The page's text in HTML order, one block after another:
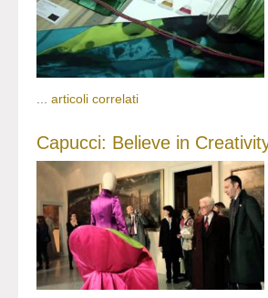
... articoli correlati
Capucci: Believe in